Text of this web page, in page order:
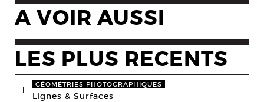
A VOIR AUSSI
LES PLUS RECENTS
1 GÉOMÉTRIES PHOTOGRAPHIQUES
Lignes & Surfaces